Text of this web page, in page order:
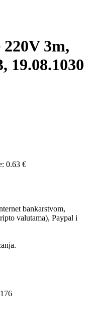
3m,
19.08.1030
0.63 €
bankarstvom,
valutama), Paypal i